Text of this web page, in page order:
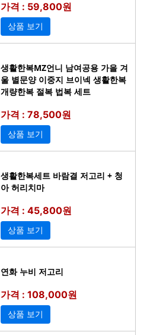
가격 : 59,800원
상품 보기
생활한복MZ언니 남여공용 가을 겨
울 별문양 이중지 브이넥 생활한복
개량한복 절복 법복 세트
가격 : 78,500원
상품 보기
생활한복세트 바람결 저고리 + 청
아 허리치마
가격 : 45,800원
상품 보기
연화 누비 저고리
가격 : 108,000원
상품 보기